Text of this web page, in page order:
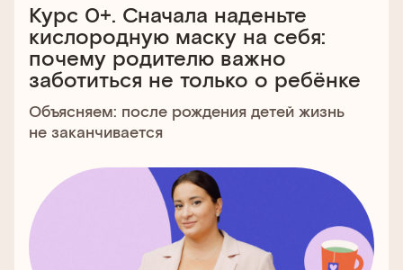
Курс 0+. Сначала наденьте
кислородную маску на себя:
почему родителю важно
заботиться не только о ребёнке
Объясняем: после рождения детей жизнь
не заканчивается